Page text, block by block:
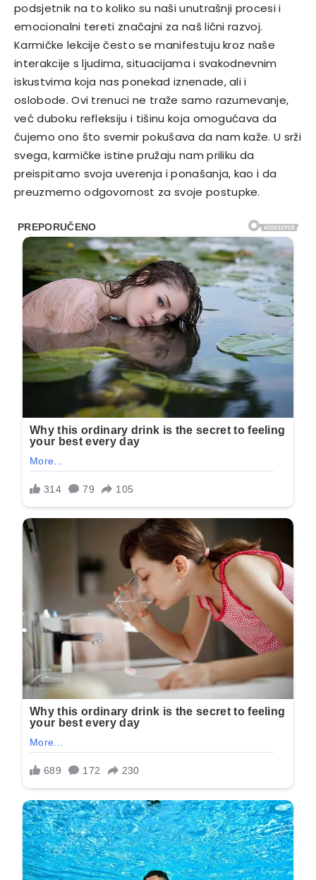
podsjetnik na to koliko su naši unutrašnji procesi i
emocionalni tereti značajni za naš lični razvoj.
Karmičke lekcije često se manifestuju kroz naše
interakcije s ljudima, situacijama i svakodnevnim
iskustvima koja nas ponekad iznenade, ali i
oslobode. Ovi trenuci ne traže samo razumevanje,
već duboku refleksiju i tišinu koja omogućava da
čujemo ono što svemir pokušava da nam kaže. U srži
svega, karmičke istine pružaju nam priliku da
preispitamo svoja uverenja i ponašanja, kao i da
preuzmemo odgovornost za svoje postupke.